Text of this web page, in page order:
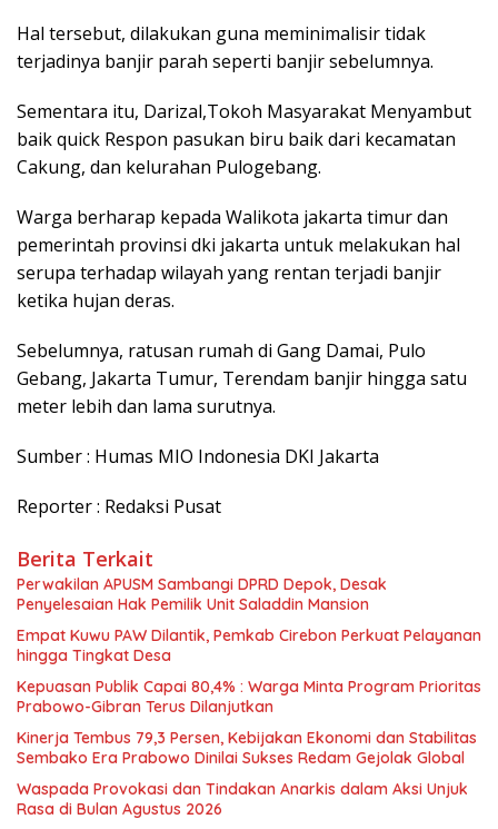
Hal tersebut, dilakukan guna meminimalisir tidak
terjadinya banjir parah seperti banjir sebelumnya.
Sementara itu, Darizal,Tokoh Masyarakat Menyambut
baik quick Respon pasukan biru baik dari kecamatan
Cakung, dan kelurahan Pulogebang.
Warga berharap kepada Walikota jakarta timur dan
pemerintah provinsi dki jakarta untuk melakukan hal
serupa terhadap wilayah yang rentan terjadi banjir
ketika hujan deras.
Sebelumnya, ratusan rumah di Gang Damai, Pulo
Gebang, Jakarta Tumur, Terendam banjir hingga satu
meter lebih dan lama surutnya.
Sumber : Humas MIO Indonesia DKI Jakarta
Reporter : Redaksi Pusat
Berita Terkait
Perwakilan APUSM Sambangi DPRD Depok, Desak
Penyelesaian Hak Pemilik Unit Saladdin Mansion
Empat Kuwu PAW Dilantik, Pemkab Cirebon Perkuat Pelayanan
hingga Tingkat Desa
Kepuasan Publik Capai 80,4% : Warga Minta Program Prioritas
Prabowo-Gibran Terus Dilanjutkan
Kinerja Tembus 79,3 Persen, Kebijakan Ekonomi dan Stabilitas
Sembako Era Prabowo Dinilai Sukses Redam Gejolak Global
Waspada Provokasi dan Tindakan Anarkis dalam Aksi Unjuk
Rasa di Bulan Agustus 2026